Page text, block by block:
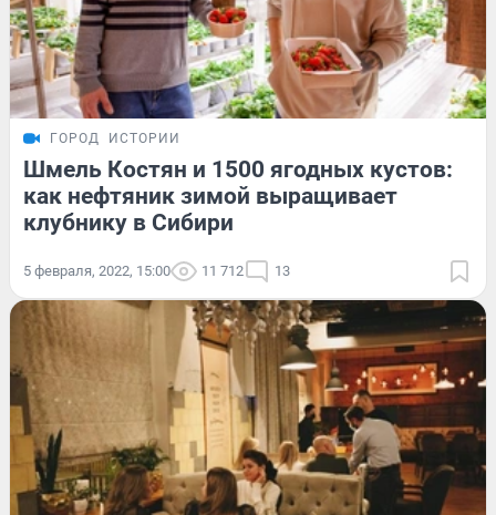
ГОРОД ИСТОРИИ
Шмель Костян и 1500 ягодных кустов:
как нефтяник зимой выращивает
клубнику в Сибири
5 февраля, 2022, 15:00 11 712 13